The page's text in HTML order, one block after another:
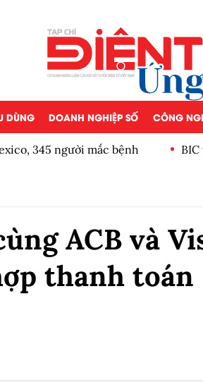
DÙNG DOANH NGHIỆP SỐ CÔNG
345 người mắc bệnh
ACB và
thanh toán